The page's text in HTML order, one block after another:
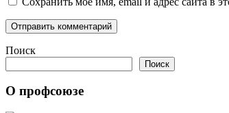
Поиск
Поиск
О профсоюзе